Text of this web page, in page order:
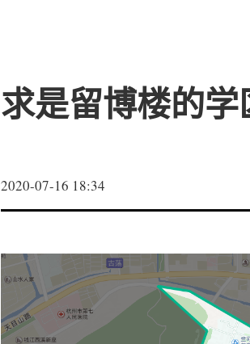
求是留博楼的
2020-07-16 18:34